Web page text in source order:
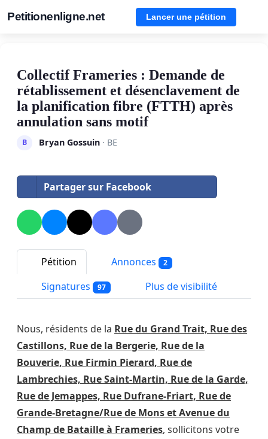
Petitionenligne.net Lancer une pétition
Collectif Frameries : Demande de
rétablissement et désenclavement de
la planification fibre (FTTH) après
annulation sans motif
B Bryan Gossuin· BE
Partager sur Facebook
Pétition Annonces 2
Signatures 97 Plus de visibilité
Nous, résidents de la Rue du Grand Trait, Rue des
Castillons, Rue de la Bergerie, Rue de la
Bouverie, Rue Firmin Pierard, Rue de
Lambrechies, Rue Saint-Martin, Rue de la Garde,
Rue de Jemappes, Rue Dufrane-Friart, Rue de
Grande-Bretagne/Rue de Mons et Avenue du
Champ de Bataille à Frameries, sollicitons votre